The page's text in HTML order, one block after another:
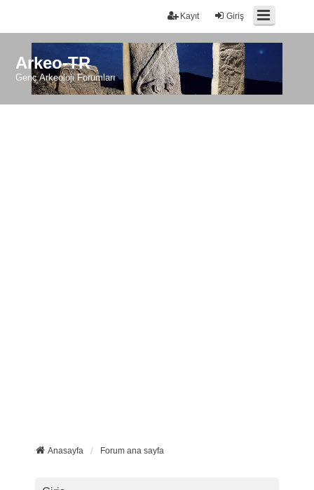
Giriş
Kayıt
Arkeo-TR
Genç Arkeoloji Forumları
Anasayfa Forum ana sayfa